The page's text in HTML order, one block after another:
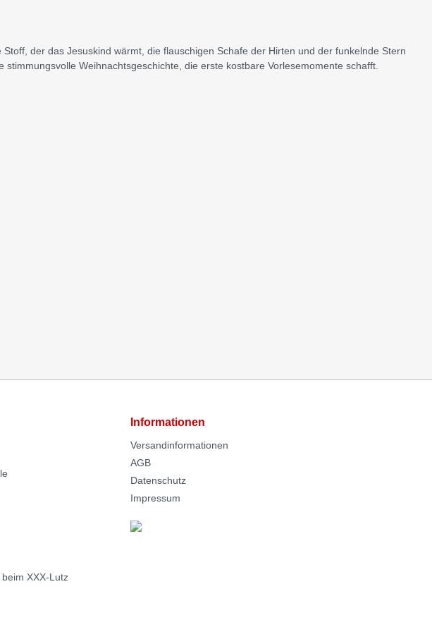
der das Jesuskind wärmt, die flauschigen Schafe der Hirten und der funkelnde Stern
Weihnachtsgeschichte, die erste kostbare Vorlesemomente schafft.
XXX-Lutz
Informationen
Versandinformationen
AGB
Datenschutz
Impressum